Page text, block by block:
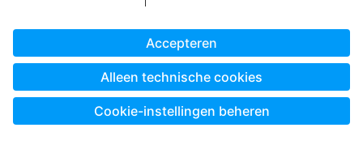
Altijd en overal ontwerpen met de Pixum App